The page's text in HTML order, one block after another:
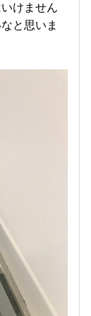
けません
と思いま